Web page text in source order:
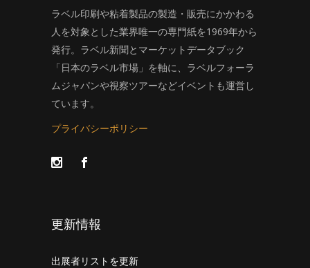
ラベル印刷や粘着製品の製造・販売にかかわる
人を対象とした業界唯一の専門紙を1969年から
発行。ラベル新聞とマーケットデータブック
「日本のラベル市場」を軸に、ラベルフォーラ
ムジャパンや視察ツアーなどイベントも運営し
ています。
プライバシーポリシー
更新情報
出展者リストを更新